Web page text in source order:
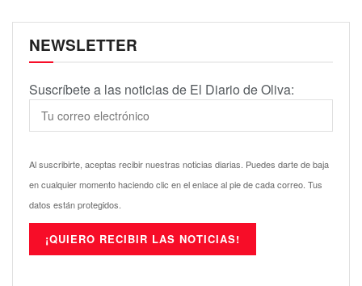
NEWSLETTER
Suscríbete a las noticias de El Diario de Oliva:
Al suscribirte, aceptas recibir nuestras noticias diarias. Puedes darte de baja
en cualquier momento haciendo clic en el enlace al pie de cada correo. Tus
datos están protegidos.